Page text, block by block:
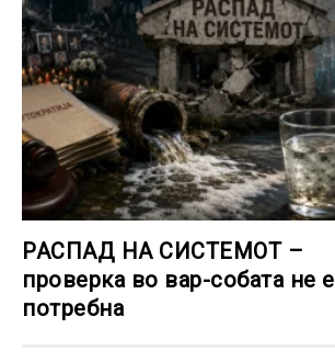
РАСПАД НА СИСТЕМОТ –
проверка во вар-собата не е
потребна